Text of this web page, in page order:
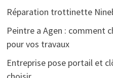
Réparation trottinette
Peintre a Agen : comment
pour vos travaux
Entreprise pose portail et